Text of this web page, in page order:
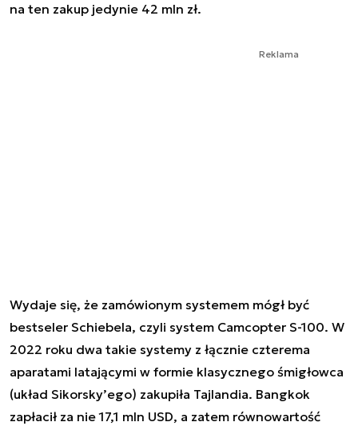
na ten zakup jedynie 42 mln zł.
Reklama
Wydaje się, że zamówionym systemem mógł być
bestseler Schiebela, czyli system Camcopter S-100. W
2022 roku dwa takie systemy z łącznie czterema
aparatami latającymi w formie klasycznego śmigłowca
(układ Sikorsky’ego) zakupiła Tajlandia. Bangkok
zapłacił za nie 17,1 mln USD, a zatem równowartość